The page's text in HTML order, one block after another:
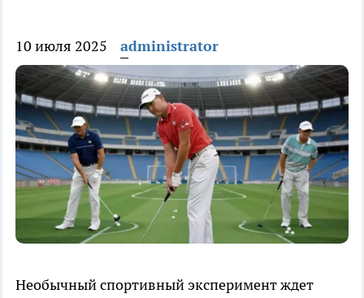
10 июля 2025 administrator
Необычный спортивный эксперимент ждет